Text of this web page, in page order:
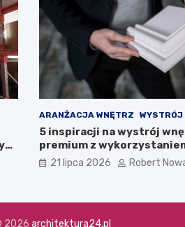
ARANŻACJA WNĘTRZ WYSTRÓJ
5 inspiracji na wystrój
premium z
sztukaterii
21 lipca 2026 Robert
2026 architektura24.pl